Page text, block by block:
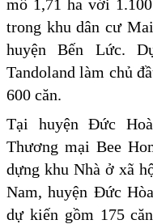
mô 1,71 ha với
trong khu dân cư
huyện Bến Lức.
Tandoland làm chủ
600 căn.
Tại huyện Đức
Thương mại Bee
dựng khu Nhà ở xã
Nam, huyện Đức
dự kiến gồm 175